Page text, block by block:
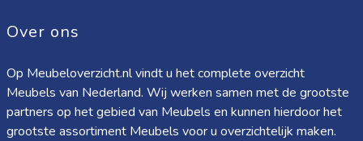
Over ons
Op Meubeloverzicht.nl vindt u het complete overzicht
Meubels van Nederland. Wij werken samen met de grootste
partners op het gebied van Meubels en kunnen hierdoor het
grootste assortiment Meubels voor u overzichtelijk maken.